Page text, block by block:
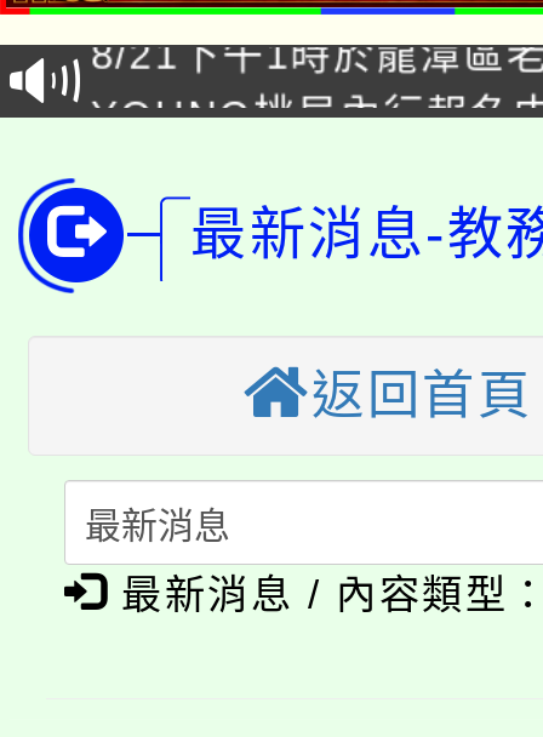
場熱烈登場!
8/21下午1時於龍潭區
徵才活動。
YOUNG桃局內行報名
開!
115年桃園市運動會8/
田徑場及游泳池舉行。
桃園市低收入戶享有免
視費優惠，中低收入戶
半價優惠，詳情可洽有
者。
大園自造教育及科技中
份教師增能研習
大溪自造教育及科技
份教師研習
淨零綠生活教案入校路
會
115年食農教育專業人
程
「本色祭」8/29、30在
最新消息-教
返回首頁
最新消息 / 內容類型